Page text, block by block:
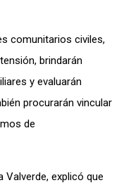
comunitarios civiles,
brindarán
y evaluarán
procurarán vincular
de
Valverde, explicó que